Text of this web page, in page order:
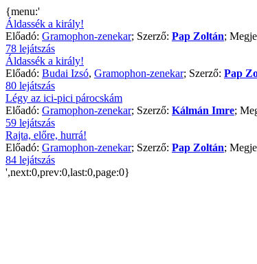
{menu:'
Áldassék a király!
Előadó: Gramophon-zenekar; Szerző: Pap Zoltán;
78 lejátszás
Áldassék a király!
Előadó: Budai Izsó, Gramophon-zenekar; Szerző: Pap
80 lejátszás
Légy az ici-pici párocskám
Előadó: Gramophon-zenekar; Szerző: Kálmán Imre;
59 lejátszás
Rajta, előre, hurrá!
Előadó: Gramophon-zenekar; Szerző: Pap Zoltán;
84 lejátszás
',next:0,prev:0,last:0,page:0}